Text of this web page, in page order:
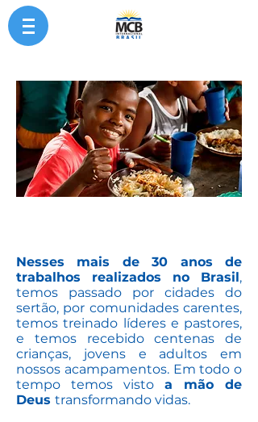
SEJA UM
PARCEIRO
Nesses mais de 30 anos de
trabalhos realizados no Brasil,
temos passado por cidades do
sertão, por comunidades carentes,
temos treinado líderes e pastores,
e temos recebido centenas de
crianças, jovens e adultos em
nossos acampamentos. Em todo o
tempo temos visto a mão de
Deus transformando vidas.